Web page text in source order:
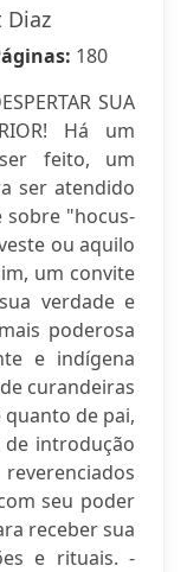
Diaz
180
SUA
Há um
feito, um
ser atendido
sobre "hocus-
ou aquilo
um convite
verdade e
poderosa
e indígena
curandeiras
de pai,
introdução
seu poder
receber sua
e rituais. -